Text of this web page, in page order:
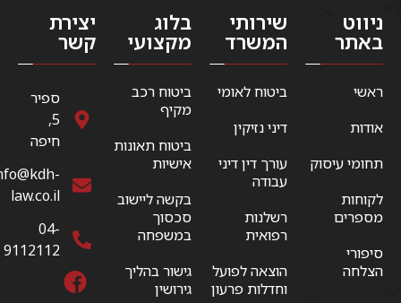
ניווט
באתר
ראשי
אודות
תחומי עיסוק
לקוחות
מספרים
סיפורי
הצלחה
שירותי
המשרד
ביטוח לאומי
דיני נזיקין
עורך דין דיני
עבודה
רשלנות
רפואית
הוצאה לפועל
וחדלות פרעון
בלוג
מקצועי
ביטוח רכב
מקיף
ביטוח תאונות
אישיות
בקשה ליישוב
סכסוך
במשפחה
גישור בהליך
גירושין
יצירת
קשר
ספיר
5,
חיפה
law.co.il
04-
9112112